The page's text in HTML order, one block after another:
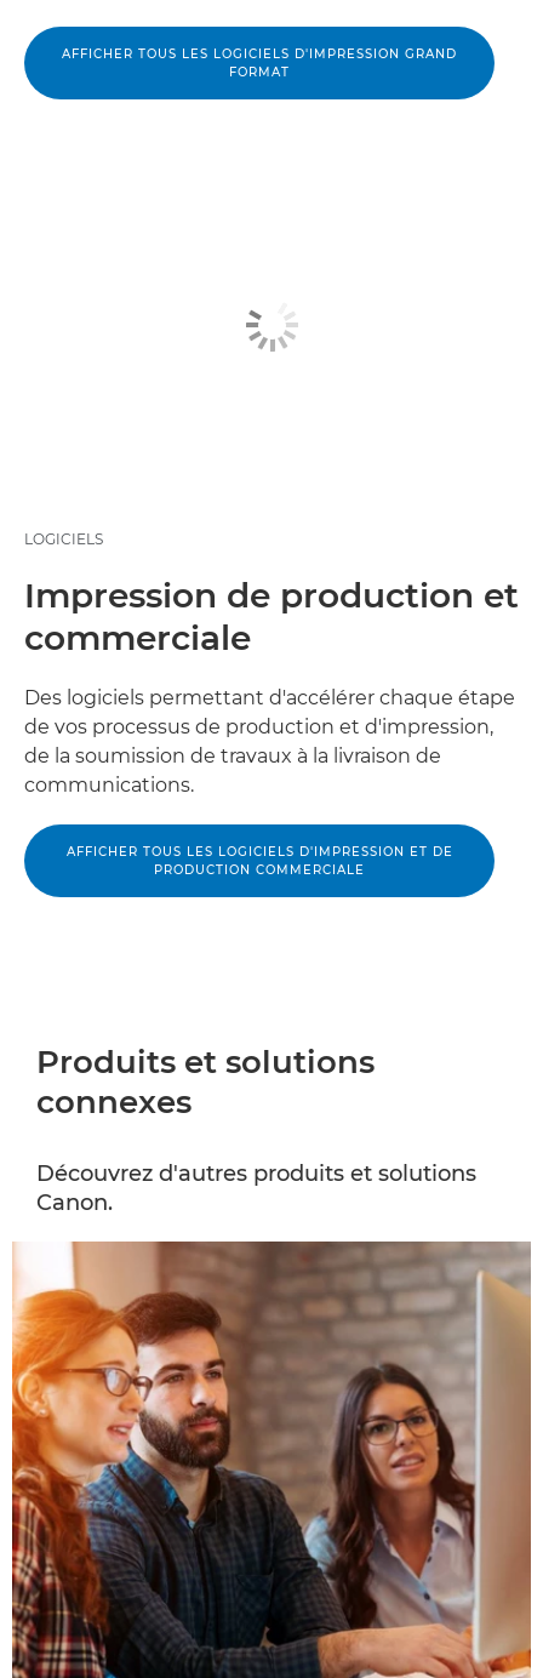
AFFICHER TOUS LES LOGICIELS D'IMPRESSION GRAND
FORMAT
LOGICIELS
Impression de production et
commerciale
Des logiciels permettant d'accélérer chaque étape
de vos processus de production et d'impression,
de la soumission de travaux à la livraison de
communications.
AFFICHER TOUS LES LOGICIELS D'IMPRESSION ET DE
PRODUCTION COMMERCIALE
Produits et solutions
connexes
Découvrez d'autres produits et solutions
Canon.